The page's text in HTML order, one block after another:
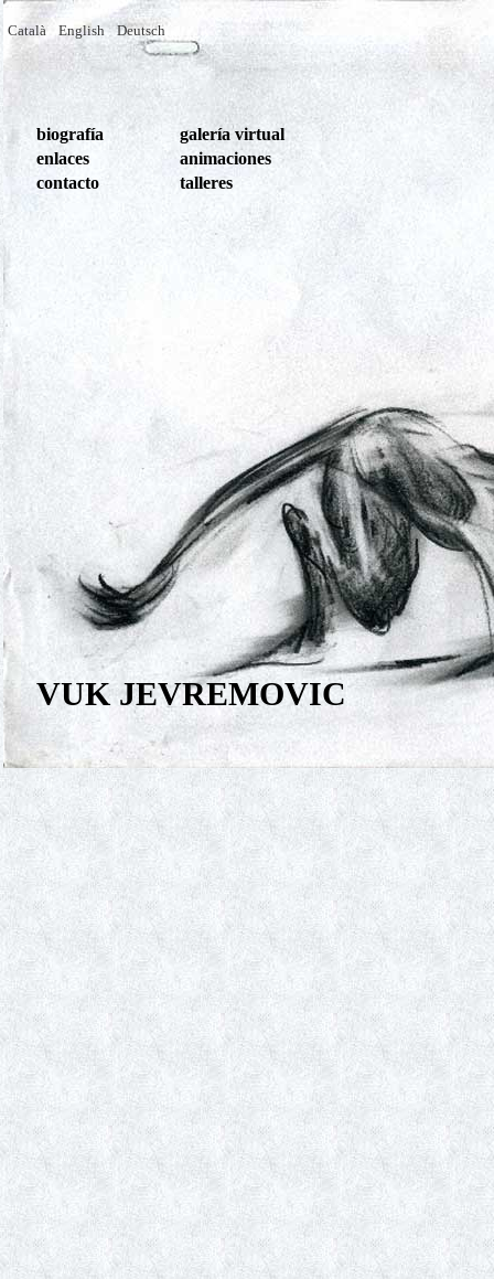
Català English Deutsch
biografía
enlaces
contacto
galería virtual
animaciones
talleres
VUK JEVREMOVIC